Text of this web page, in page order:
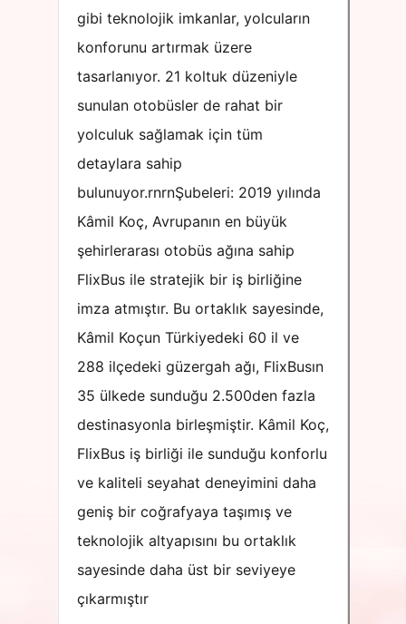
gibi teknolojik imkanlar, yolcuların
konforunu artırmak üzere
tasarlanıyor. 21 koltuk düzeniyle
sunulan otobüsler de rahat bir
yolculuk sağlamak için tüm
detaylara sahip
bulunuyor.rnrnŞubeleri: 2019 yılında
Kâmil Koç, Avrupanın en büyük
şehirlerarası otobüs ağına sahip
FlixBus ile stratejik bir iş birliğine
imza atmıştır. Bu ortaklık sayesinde,
Kâmil Koçun Türkiyedeki 60 il ve
288 ilçedeki güzergah ağı, FlixBusın
35 ülkede sunduğu 2.500den fazla
destinasyonla birleşmiştir. Kâmil Koç,
FlixBus iş birliği ile sunduğu konforlu
ve kaliteli seyahat deneyimini daha
geniş bir coğrafyaya taşımış ve
teknolojik altyapısını bu ortaklık
sayesinde daha üst bir seviyeye
çıkarmıştır